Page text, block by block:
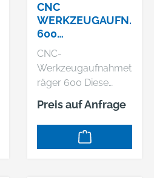
CNC
WERKZEUGAUFN.
600
620X120X180,
STAHLBLECH
CNC-
Werkzeugaufnahmet
räger 600 Diese
Werkzeugaufnahmet
räger können einzeln
auf der Werkbank, im
Schubladenschrank
Preis auf Anfrage